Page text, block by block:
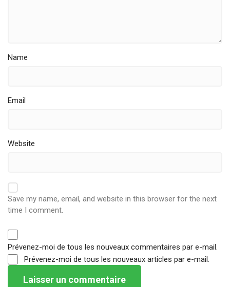
Name
Email
Website
Save my name, email, and website in this browser for the next
time I comment.
Prévenez-moi de tous les nouveaux commentaires par e-mail.
Prévenez-moi de tous les nouveaux articles par e-mail.